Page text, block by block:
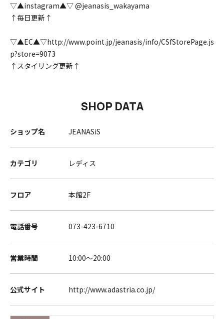
▽▲instagram▲▽ @jeanasis_wakayama
↑毎日更新↑
▽▲EC▲▽http://www.point.jp/jeanasis/info/CSfStorePage.js
p?store=9073
↑スタイリング更新↑
SHOP DATA
ショップ名 JEANASiS
カテゴリ レディス
フロア 本館2F
電話番号 073-423-6710
営業時間 10:00～20:00
公式サイト http://www.adastria.co.jp/